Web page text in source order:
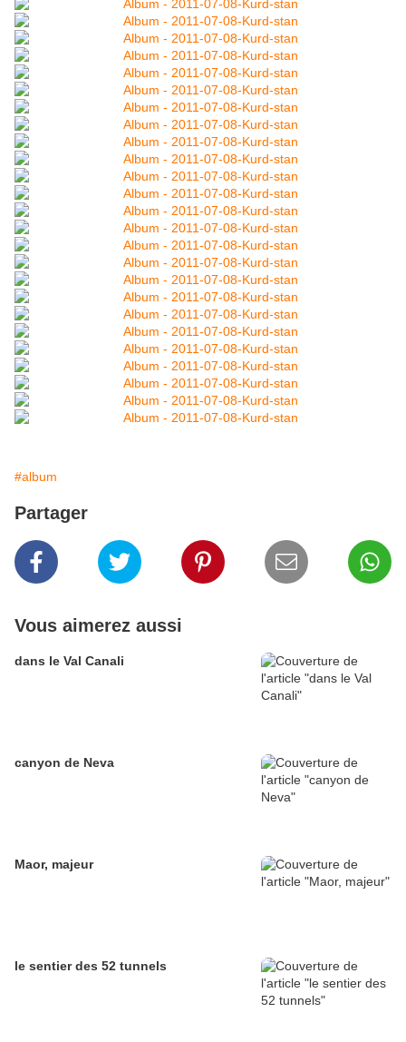
#album
Partager
Vous aimerez aussi
dans le Val Canali
canyon de Neva
Maor, majeur
le sentier des 52 tunnels